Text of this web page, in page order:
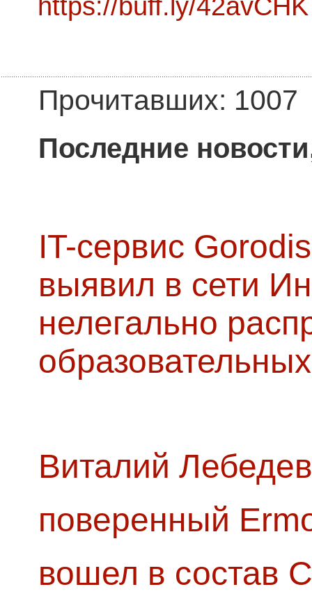
https://buff.ly/42avCHK
Прочитавших: 1007
Последние
IT-сервис
выявил в сети
нелегально
Виталий
поверенный
вошел в состав